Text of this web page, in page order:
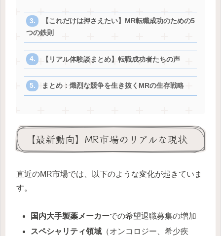
【これだけは押さえたい】MR転職成功のための5
つの鉄則
【リアル体験談まとめ】転職成功者たちの声
まとめ：熾烈な競争を生き抜くMRの生存戦略
【最新動向】MR市場のリアルな現状
直近のMR市場では、以下のような変化が起きていま
す。
国内大手製薬メーカーでの希望退職募集の増加
スペシャリティ領域 （オンコロジー、希少疾